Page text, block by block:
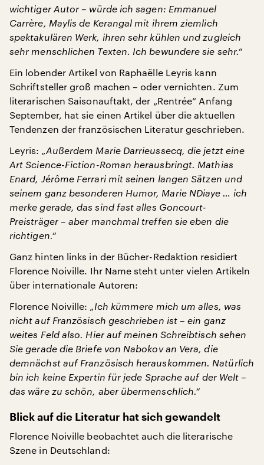
wichtiger Autor – würde ich sagen: Emmanuel
Carrère, Maylis de Kerangal mit ihrem ziemlich
spektakulären Werk, ihren sehr kühlen und zugleich
sehr menschlichen Texten. Ich bewundere sie sehr.“
Ein lobender Artikel von Raphaëlle Leyris kann
Schriftsteller groß machen – oder vernichten. Zum
literarischen Saisonauftakt, der „Rentrée“ Anfang
September, hat sie einen Artikel über die aktuellen
Tendenzen der französischen Literatur geschrieben.
Leyris: „Außerdem Marie Darrieussecq, die jetzt eine
Art Science-Fiction-Roman herausbringt. Mathias
Enard, Jérôme Ferrari mit seinen langen Sätzen und
seinem ganz besonderen Humor, Marie NDiaye … ich
merke gerade, das sind fast alles Goncourt-
Preisträger – aber manchmal treffen sie eben die
richtigen.“
Ganz hinten links in der Bücher-Redaktion residiert
Florence Noiville. Ihr Name steht unter vielen Artikeln
über internationale Autoren:
Florence Noiville: „Ich kümmere mich um alles, was
nicht auf Französisch geschrieben ist – ein ganz
weites Feld also. Hier auf meinen Schreibtisch sehen
Sie gerade die Briefe von Nabokov an Vera, die
demnächst auf Französisch herauskommen. Natürlich
bin ich keine Expertin für jede Sprache auf der Welt –
das wäre zu schön, aber übermenschlich.“
Blick auf die Literatur hat sich gewandelt
Florence Noiville beobachtet auch die literarische
Szene in Deutschland: